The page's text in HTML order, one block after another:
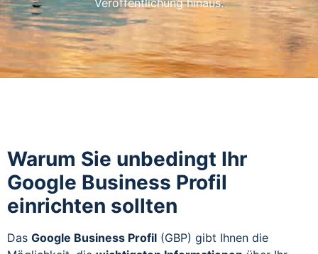
Warum Sie unbedingt Ihr
Google Business Profil
einrichten sollten
Das Google Business Profil (GBP) gibt Ihnen die